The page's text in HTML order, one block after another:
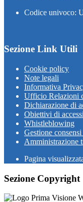
Codice univoco:
Sezione Link Utili
Cookie policy
Note legali
Informativa
Ufficio Relazioni
Dichiarazione di
Obiettivi di
Whistleblowing
Gestione
Amministrazione
Pagina
Sezione Copyright